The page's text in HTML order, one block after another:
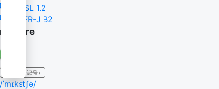
NGSL 1.2
CEFR-J B2
mixture
IPA（発音記号）
/ˈmɪkstʃə/